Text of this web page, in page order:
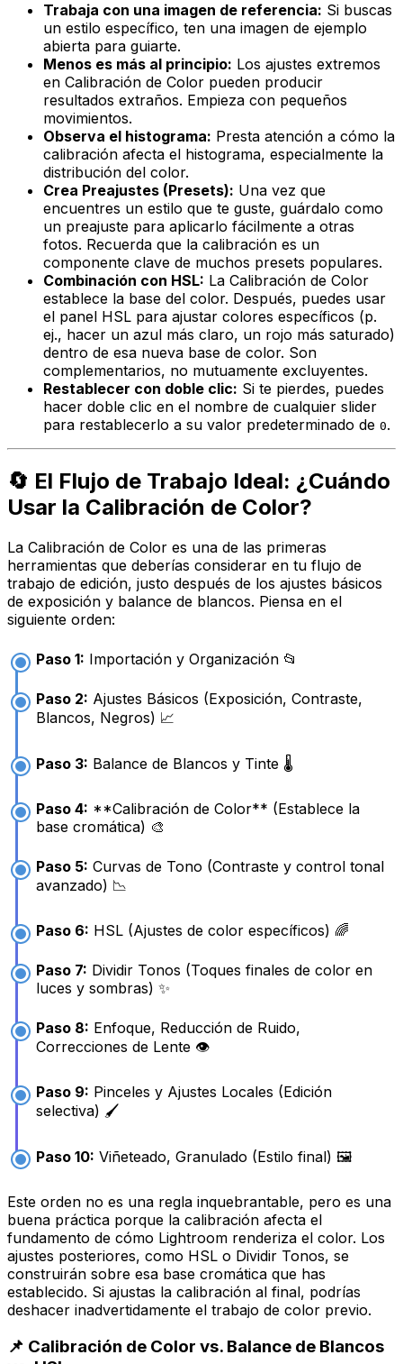
Trabaja con una imagen de referencia: Si buscas
un estilo específico, ten una imagen de ejemplo
abierta para guiarte.
Menos es más al principio: Los ajustes extremos
en Calibración de Color pueden producir
resultados extraños. Empieza con pequeños
movimientos.
Observa el histograma: Presta atención a cómo la
calibración afecta el histograma, especialmente la
distribución del color.
Crea Preajustes (Presets): Una vez que
encuentres un estilo que te guste, guárdalo como
un preajuste para aplicarlo fácilmente a otras
fotos. Recuerda que la calibración es un
componente clave de muchos presets populares.
Combinación con HSL: La Calibración de Color
establece la base del color. Después, puedes usar
el panel HSL para ajustar colores específicos (p.
ej., hacer un azul más claro, un rojo más saturado)
dentro de esa nueva base de color. Son
complementarios, no mutuamente excluyentes.
Restablecer con doble clic: Si te pierdes, puedes
hacer doble clic en el nombre de cualquier slider
para restablecerlo a su valor predeterminado de 0.
🔄 El Flujo de Trabajo Ideal: ¿Cuándo
Usar la Calibración de Color?
La Calibración de Color es una de las primeras
herramientas que deberías considerar en tu flujo de
trabajo de edición, justo después de los ajustes básicos
de exposición y balance de blancos. Piensa en el
siguiente orden:
Paso 1: Importación y Organización 📂
Paso 2: Ajustes Básicos (Exposición, Contraste,
Blancos, Negros) 📈
Paso 3: Balance de Blancos y Tinte 🌡️
Paso 4: **Calibración de Color** (Establece la
base cromática) 🎨
Paso 5: Curvas de Tono (Contraste y control tonal
avanzado) 📉
Paso 6: HSL (Ajustes de color específicos) 🌈
Paso 7: Dividir Tonos (Toques finales de color en
luces y sombras) ✨
Paso 8: Enfoque, Reducción de Ruido,
Correcciones de Lente 👁️
Paso 9: Pinceles y Ajustes Locales (Edición
selectiva) 🖌️
Paso 10: Viñeteado, Granulado (Estilo final) 🖼️
Este orden no es una regla inquebrantable, pero es una
buena práctica porque la calibración afecta el
fundamento de cómo Lightroom renderiza el color. Los
ajustes posteriores, como HSL o Dividir Tonos, se
construirán sobre esa base cromática que has
establecido. Si ajustas la calibración al final, podrías
deshacer inadvertidamente el trabajo de color previo.
📌 Calibración de Color vs. Balance de Blancos